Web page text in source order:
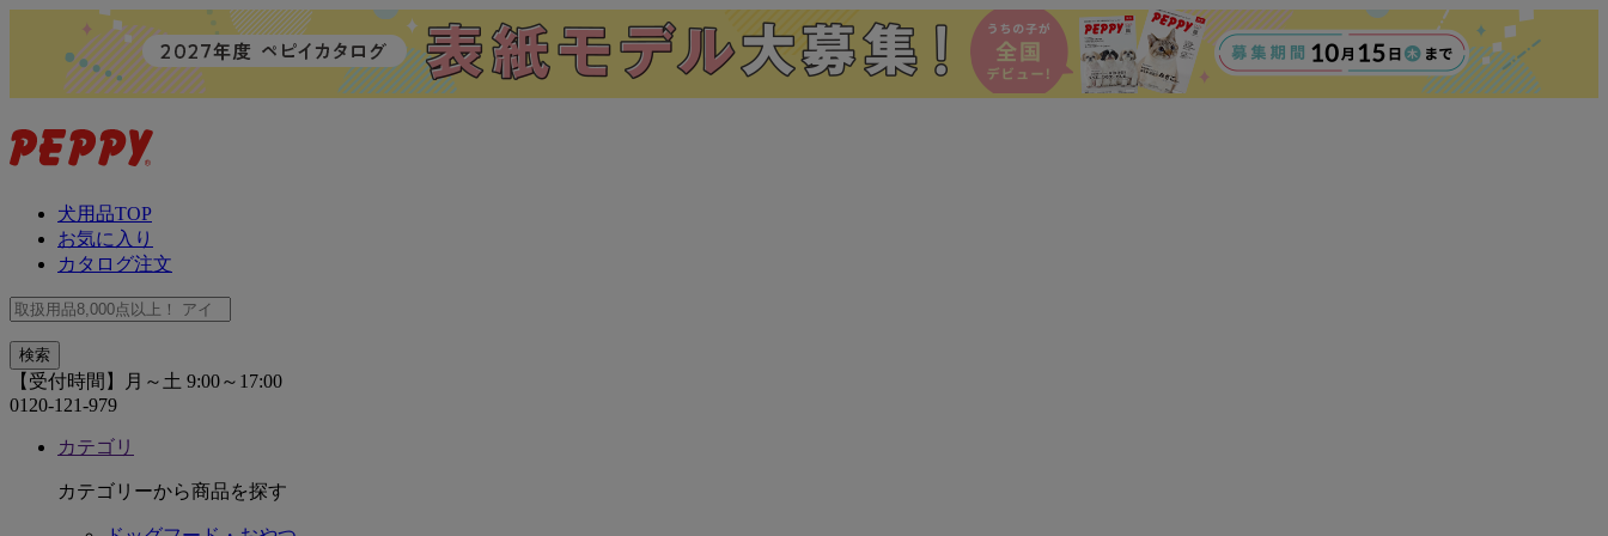
犬用品TOP
お気に入り
カタログ注文
【受付時間】月～土 9:00～17:00
0120-121-979
カテゴリ
カテゴリーから商品を探す